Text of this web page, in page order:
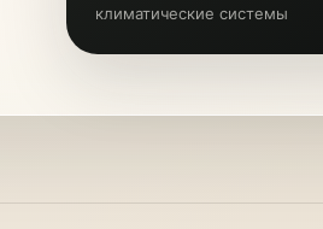
климатические системы